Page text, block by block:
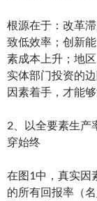
根源在于：改革
致低效率；创新
素成本上升；地
实体部门投资的
因素着手，才能够
2、以全要素生产
穿始终
在图1中，真实因
的所有回报率（